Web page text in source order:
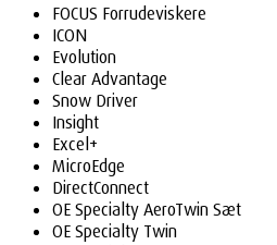
FOCUS Forrudeviskere
ICON
Evolution
Clear Advantage
Snow Driver
Insight
Excel+
MicroEdge
DirectConnect
OE Specialty AeroTwin Sæt
OE Specialty Twin